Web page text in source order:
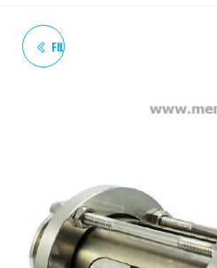
FILTRO SANITARIO TIPO "Y"